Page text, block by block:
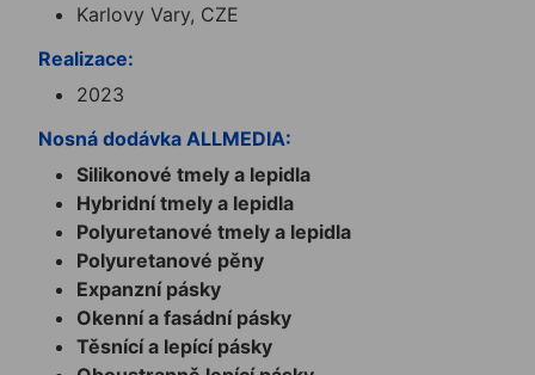
Karlovy Vary, CZE
Realizace:
2023
Nosná dodávka ALLMEDIA:
Silikonové tmely a lepidla
Hybridní tmely a lepidla
Polyuretanové tmely a lepidla
Polyuretanové pěny
Expanzní pásky
Okenní a fasádní pásky
Těsnící a lepící pásky